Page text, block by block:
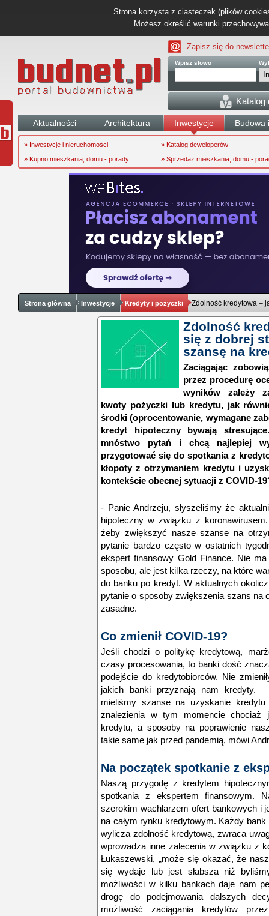
Strona korzysta z ciasteczek (plików
Możesz określić warunki
Zapisz się do
Wpisz słowo
Katalog
Aktualności Architektura Inwestycje Budowa
» Inwestycje i nieruchomości
» Katalog deweloperów
» Kupno mieszkania, domu - porady
» Sprzedaż mieszkania, domu -
Strona główna Inwestycje Kredyty i pożyczki Zdolność kredytowa –
Zdolność
się z dobrej
szansę na
Zaciągając
przez procedurę
wyników zależy
kwoty pożyczki lub kredytu, jak
środki (oprocentowanie, wymagane
kredyt hipoteczny bywają
mnóstwo pytań i chcą najlepiej
przygotować się do spotkania z
kłopoty z otrzymaniem kredytu i
kontekście obecnej sytuacji z COVID-
- Panie Andrzeju, słyszeliśmy że
hipoteczny w związku z
żeby zwiększyć nasze szanse na
pytanie bardzo często w ostatnich
ekspert finansowy Gold Finance. Nie
sposobu, ale jest kilka rzeczy, na które
do banku po kredyt. W aktualnych
pytanie o sposoby zwiększenia szans na
zasadne.
Co zmienił COVID-19?
Jeśli chodzi o politykę kredytową,
czasy procesowania, to banki dość
podejście do kredytobiorców. Nie
jakich banki przyznają nam kredyty.–
mieliśmy szanse na uzyskanie
znalezienia w tym momencie chociaż
kredytu, a sposoby na poprawienie
takie same jak przed pandemią, mówi
Na początek spotkanie z
Naszą przygodę z kredytem
spotkania z ekspertem finansowym.
szerokim wachlarzem ofert bankowych i
na całym rynku kredytowym. Każdy bank
wylicza zdolność kredytową, zwraca
wprowadza inne zalecenia w związku z
Łukaszewski, „może się okazać, że
się wydaje lub jest słabsza niż
możliwości w kilku bankach daje nam
drogę do podejmowania dalszych
możliwość zaciągania kredytów